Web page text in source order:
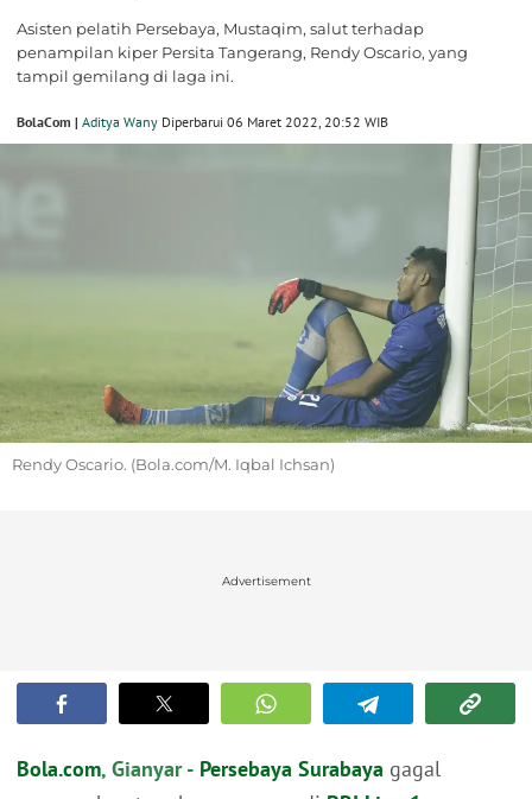
Asisten pelatih Persebaya, Mustaqim, salut terhadap
penampilan kiper Persita Tangerang, Rendy Oscario, yang
tampil gemilang di laga ini.
BolaCom | Aditya Wany Diperbarui 06 Maret 2022, 20:52 WIB
Rendy Oscario. (Bola.com/M. Iqbal Ichsan)
Advertisement
Bola.com, Gianyar - Persebaya Surabaya gagal